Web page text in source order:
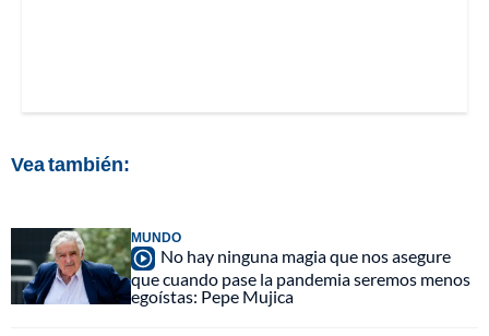
Vea también:
MUNDO
No hay ninguna magia que nos asegure
que cuando pase la pandemia seremos menos
egoístas: Pepe Mujica